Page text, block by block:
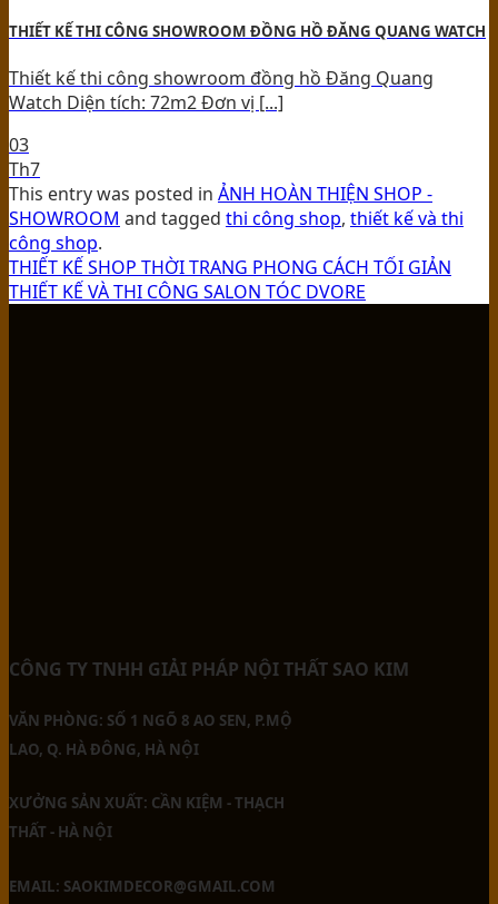
THIẾT KẾ THI CÔNG SHOWROOM ĐỒNG HỒ ĐĂNG QUANG WATCH
Thiết kế thi công showroom đồng hồ Đăng Quang
Watch Diện tích: 72m2 Đơn vị [...]
03
Th7
This entry was posted in ẢNH HOÀN THIỆN SHOP -
SHOWROOM and tagged thi công shop, thiết kế và thi
công shop.
THIẾT KẾ SHOP THỜI TRANG PHONG CÁCH TỐI GIẢN
THIẾT KẾ VÀ THI CÔNG SALON TÓC DVORE
CÔNG TY TNHH GIẢI PHÁP NỘI THẤT SAO KIM
VĂN PHÒNG: SỐ 1 NGÕ 8 AO SEN, P.MỘ
LAO, Q. HÀ ĐÔNG, HÀ NỘI
XƯỞNG SẢN XUẤT: CẦN KIỆM - THẠCH
THẤT - HÀ NỘI
EMAIL: SAOKIMDECOR@GMAIL.COM